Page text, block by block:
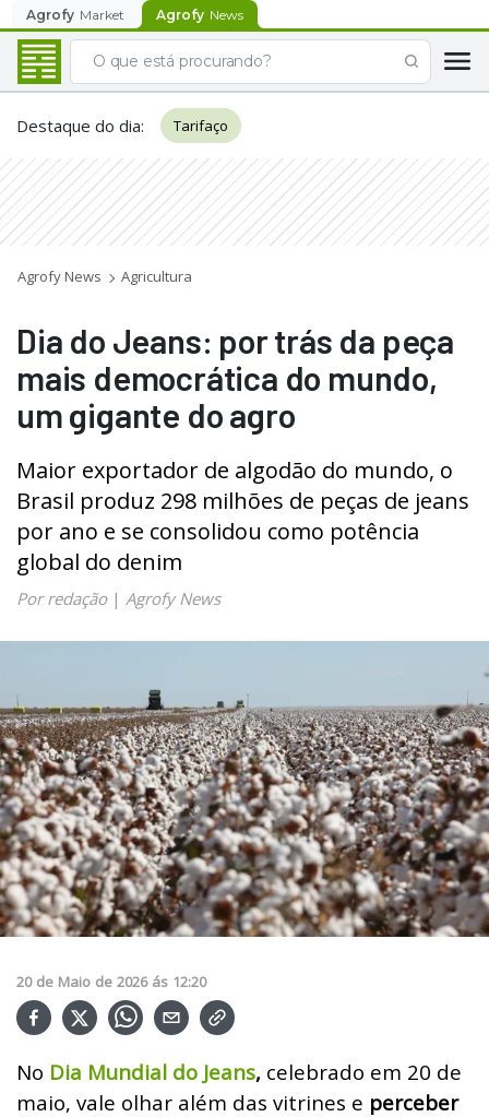
Agrofy Market Agrofy News
Destaque do dia: Tarifaço
Agrofy News Agricultura
Dia do Jeans: por trás da peça
mais democrática do mundo,
um gigante do agro
Maior exportador de algodão do mundo, o
Brasil produz 298 milhões de peças de jeans
por ano e se consolidou como potência
global do denim
Por redação| Agrofy News
20 de Maio de 2026 ás 12:20
No Dia Mundial do Jeans, celebrado em 20 de
maio, vale olhar além das vitrines e perceber